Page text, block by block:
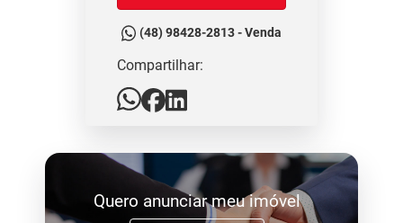
(48) 98428-2813 - Venda
Compartilhar:
Quero anunciar meu imóvel